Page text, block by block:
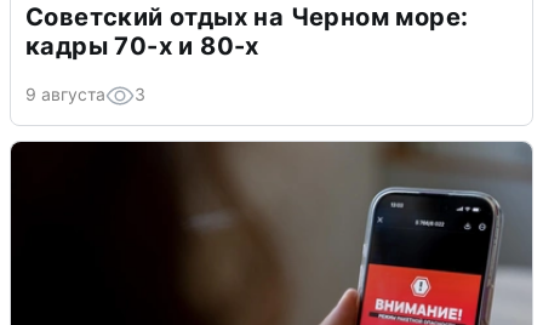
Советский отдых на Черном море:
кадры 70-х и 80-х
9 августа 3